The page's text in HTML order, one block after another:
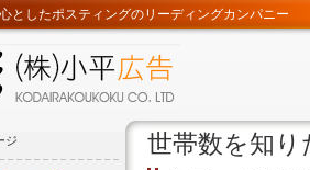
としたポスティングのリーディングカンパニー
ジ
世帯数を知